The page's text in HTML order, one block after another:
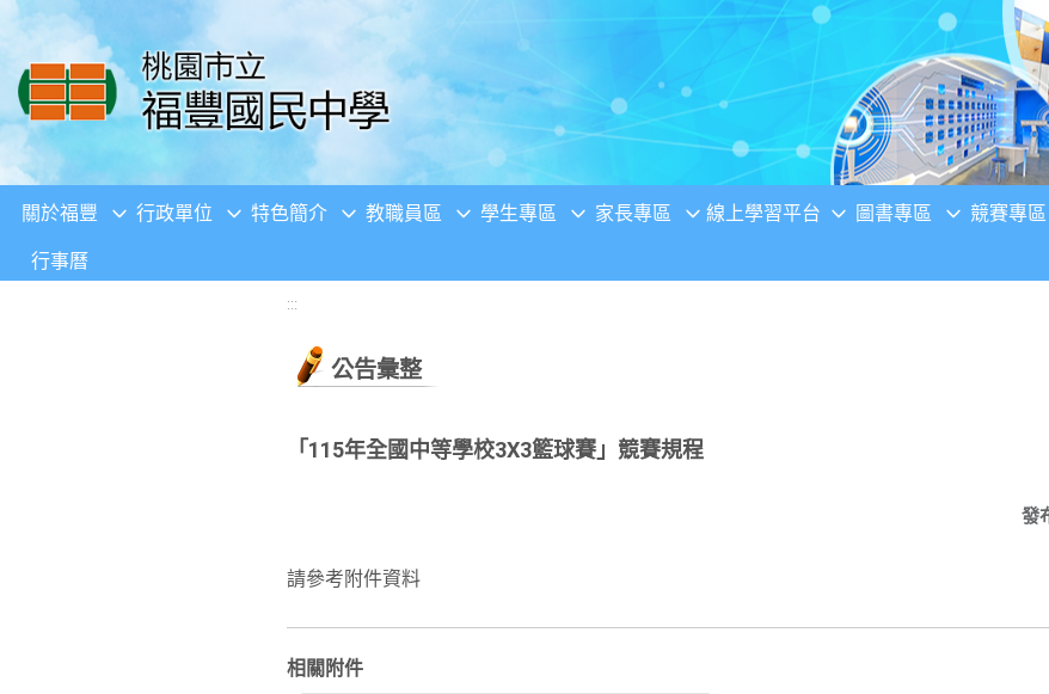
移至網頁之主要內容區位置
關於福豐 行政單位 特色簡介 教職員區 學生專區 家長專區 線上學習平台 圖書專區 競賽專區
行事曆
:::
公告彙整
「115年全國中等學校3X3籃球賽」競賽規程
發
請參考附件資料
相關附件